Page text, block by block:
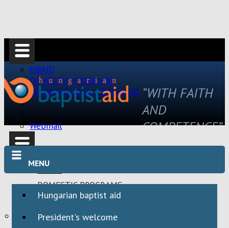
HBAID
DOMESTIC PROGRAMS
INTERNATIONAL PROGRAMS
Webmail
HBAID
DOMESTIC PROGRAMS
INTERNATIONAL PROGRAMS
Webmail
“WITH FAITH
AND
COMPETENCE”
MENU
Hungarian baptist aid
President's welcome